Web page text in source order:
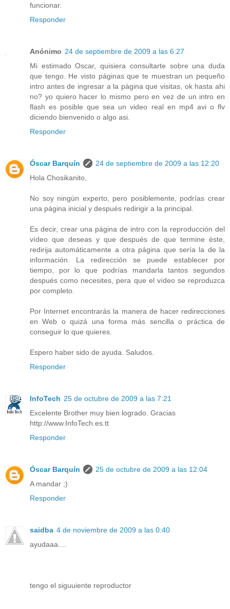
funcionar.
Responder
Anónimo 24 de septiembre de 2009 a las 6:27
Mi estimado Oscar, quisiera consultarte sobre una duda
que tengo. He visto páginas que te muestran un pequeño
intro antes de ingresar a la página que visitas, ok hasta ahi
no? yo quiero hacer lo mismo pero en vez de un intro en
flash es posible que sea un video real en mp4 avi o flv
diciendo bienvenido o algo asi.
Responder
Óscar Barquín
24 de septiembre de 2009 a las 12:20
Hola Chosikanito,
No soy ningún experto, pero posiblemente, podrías crear
una página inicial y después redirigir a la principal.
Es decir, crear una página de intro con la reproducción del
vídeo que deseas y que después de que termine éste,
redirija automáticamente a otra página que sería la de la
información. La redirección se puede establecer por
tiempo, por lo que podrías mandarla tantos segundos
después como necesites, pera que el vídeo se reproduzca
por completo.
Por Internet encontrarás la manera de hacer redirecciones
en Web o quizá una forma más sencilla o práctica de
conseguir lo que quieres.
Espero haber sido de ayuda. Saludos.
Responder
InfoTech 25 de octubre de 2009 a las 7:21
Excelente Brother muy bien logrado. Gracias
http://www.InfoTech.es.tt
Responder
Óscar Barquín
25 de octubre de 2009 a las 12:04
A mandar ;)
Responder
saidba 4 de noviembre de 2009 a las 0:40
ayudaaa....
tengo el siguuiente reproductor